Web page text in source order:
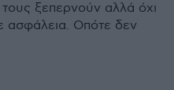
τους ξεπερνούν αλλά όχι
ασφάλεια. Οπότε δεν